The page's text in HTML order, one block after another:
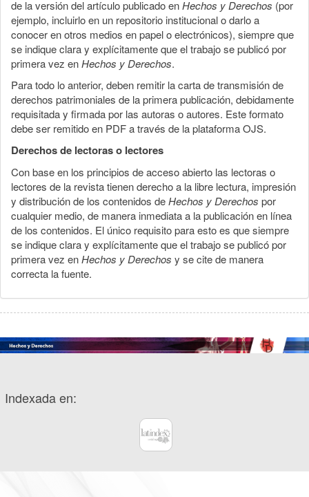
de la versión del artículo publicado enHechos y Derechos (por
ejemplo, incluirlo en un repositorio institucional o darlo a
conocer en otros medios en papel o electrónicos), siempre que
se indique clara y explícitamente que el trabajo se publicó por
primera vez enHechos y Derechos.
Para todo lo anterior, deben remitir la carta de transmisión de
derechos patrimoniales de la primera publicación, debidamente
requisitada y firmada por las autoras o autores. Este formato
debe ser remitido en PDF a través de la plataforma OJS.
Derechos de lectoras o lectores
Con base en los principios de acceso abierto las lectoras o
lectores de la revista tienen derecho a la libre lectura, impresión
y distribución de los contenidos deHechos y Derechos por
cualquier medio, de manera inmediata a la publicación en línea
de los contenidos. El único requisito para esto es que siempre
se indique clara y explícitamente que el trabajo se publicó por
primera vez enHechos y Derechos y se cite de manera
correcta la fuente.
Indexada en: